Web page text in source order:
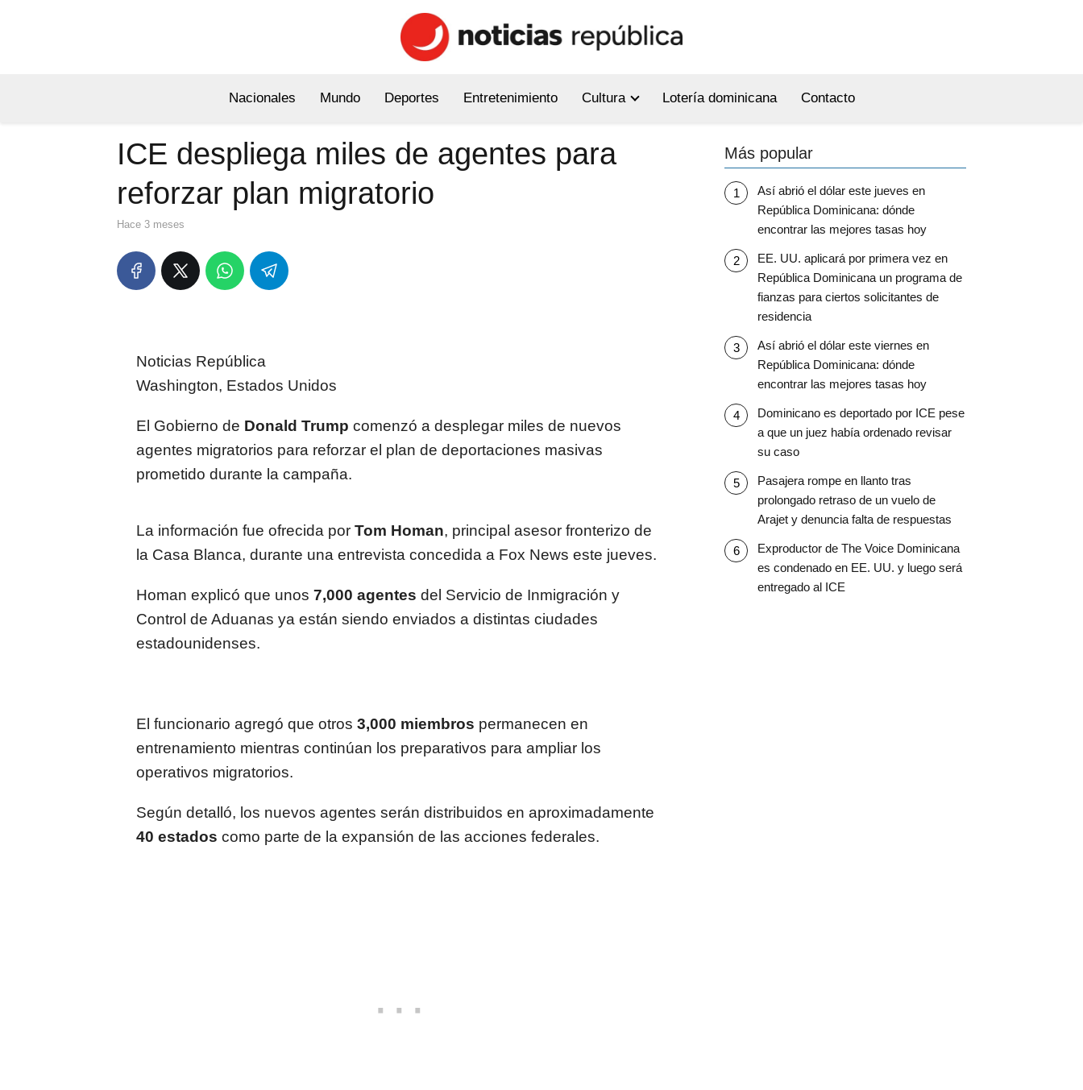
Nacionales Mundo Deportes Entretenimiento Cultura Lotería dominicana Contacto
ICE despliega miles de agentes para
reforzar plan migratorio
hace 3 meses
Noticias República
Washington, Estados Unidos
El Gobierno de Donald Trump comenzó a desplegar miles de nuevos
agentes migratorios para reforzar el plan de deportaciones masivas
prometido durante la campaña.
La información fue ofrecida por Tom Homan, principal asesor fronterizo de
la Casa Blanca, durante una entrevista concedida a Fox News este jueves.
Homan explicó que unos 7,000 agentes del Servicio de Inmigración y
Control de Aduanas ya están siendo enviados a distintas ciudades
estadounidenses.
El funcionario agregó que otros 3,000 miembros permanecen en
entrenamiento mientras continúan los preparativos para ampliar los
operativos migratorios.
Según detalló, los nuevos agentes serán distribuidos en aproximadamente
40 estados como parte de la expansión de las acciones federales.
Más popular
Así abrió el dólar este jueves en
República Dominicana: dónde
encontrar las mejores tasas hoy
EE. UU. aplicará por primera vez en
República Dominicana un programa de
fianzas para ciertos solicitantes de
residencia
Así abrió el dólar este viernes en
República Dominicana: dónde
encontrar las mejores tasas hoy
Dominicano es deportado por ICE pese
a que un juez había ordenado revisar
su caso
Pasajera rompe en llanto tras
prolongado retraso de un vuelo de
Arajet y denuncia falta de respuestas
Exproductor de The Voice Dominicana
es condenado en EE. UU. y luego será
entregado al ICE